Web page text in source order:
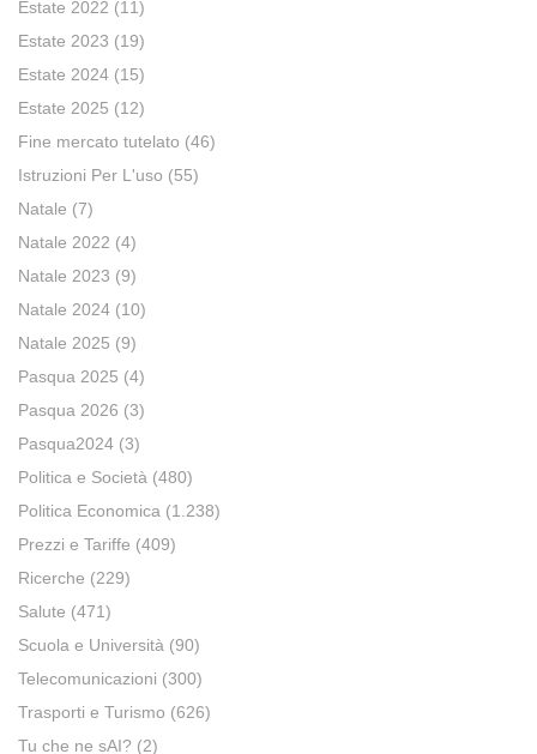
Estate 2022 (11)
Estate 2023 (19)
Estate 2024 (15)
Estate 2025 (12)
Fine mercato tutelato (46)
Istruzioni Per L'uso (55)
Natale (7)
Natale 2022 (4)
Natale 2023 (9)
Natale 2024 (10)
Natale 2025 (9)
Pasqua 2025 (4)
Pasqua 2026 (3)
Pasqua2024 (3)
Politica e Società (480)
Politica Economica (1.238)
Prezzi e Tariffe (409)
Ricerche (229)
Salute (471)
Scuola e Università (90)
Telecomunicazioni (300)
Trasporti e Turismo (626)
Tu che ne sAI? (2)